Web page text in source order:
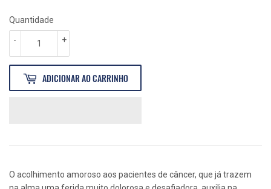
Quantidade
+
-
ADICIONAR AO CARRINHO
O acolhimento amoroso aos pacientes de câncer, que já trazem